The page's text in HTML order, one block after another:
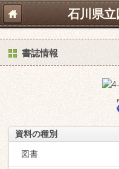
石川県立
書誌情報
資料の種別
図書